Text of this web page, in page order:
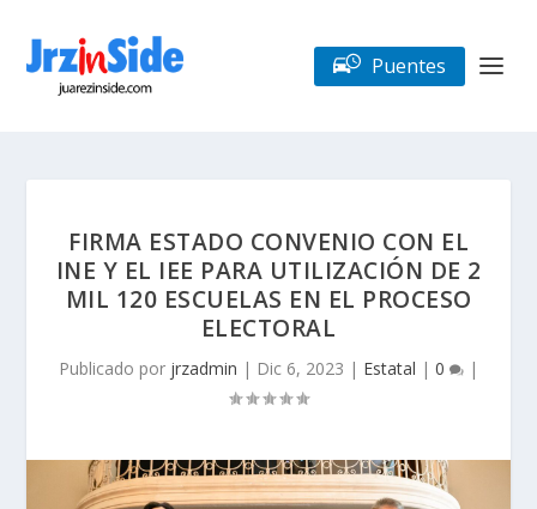
Puentes
FIRMA ESTADO CONVENIO CON EL
INE Y EL IEE PARA UTILIZACIÓN DE 2
MIL 120 ESCUELAS EN EL PROCESO
ELECTORAL
Publicado por jrzadmin | Dic 6, 2023 | Estatal | 0 |